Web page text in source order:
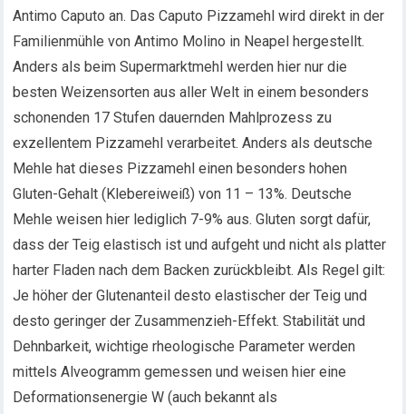
Antimo Caputo an. Das Caputo Pizzamehl wird direkt in der
Familienmühle von Antimo Molino in Neapel hergestellt.
Anders als beim Supermarktmehl werden hier nur die
besten Weizensorten aus aller Welt in einem besonders
schonenden 17 Stufen dauernden Mahlprozess zu
exzellentem Pizzamehl verarbeitet. Anders als deutsche
Mehle hat dieses Pizzamehl einen besonders hohen
Gluten-Gehalt (Klebereiweiß) von 11 – 13%. Deutsche
Mehle weisen hier lediglich 7-9% aus. Gluten sorgt dafür,
dass der Teig elastisch ist und aufgeht und nicht als platter
harter Fladen nach dem Backen zurückbleibt. Als Regel gilt:
Je höher der Glutenanteil desto elastischer der Teig und
desto geringer der Zusammenzieh-Effekt. Stabilität und
Dehnbarkeit, wichtige rheologische Parameter werden
mittels Alveogramm gemessen und weisen hier eine
Deformationsenergie W (auch bekannt als